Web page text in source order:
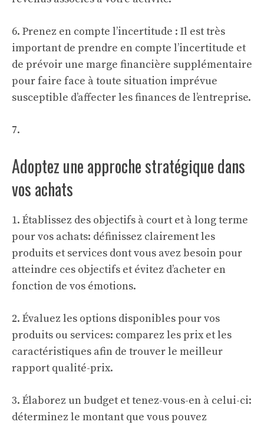
6. Prenez en compte l’incertitude : Il est très
important de prendre en compte l’incertitude et
de prévoir une marge financière supplémentaire
pour faire face à toute situation imprévue
susceptible d’affecter les finances de l’entreprise.
7.
Adoptez une approche stratégique dans
vos achats
1. Établissez des objectifs à court et à long terme
pour vos achats: définissez clairement les
produits et services dont vous avez besoin pour
atteindre ces objectifs et évitez d’acheter en
fonction de vos émotions.
2. Évaluez les options disponibles pour vos
produits ou services: comparez les prix et les
caractéristiques afin de trouver le meilleur
rapport qualité-prix.
3. Élaborez un budget et tenez-vous-en à celui-ci:
déterminez le montant que vous pouvez